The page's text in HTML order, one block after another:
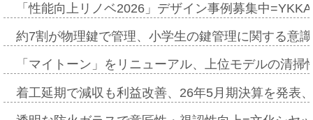
「性能向上リノベ2026」デザイン事例募集中
約7割が物理鍵で管理、小学生の鍵管理に関する意
「マイトーン」をリニューアル、上位モデルの清
着工延期で減収も利益改善、26年5月期決算を発表